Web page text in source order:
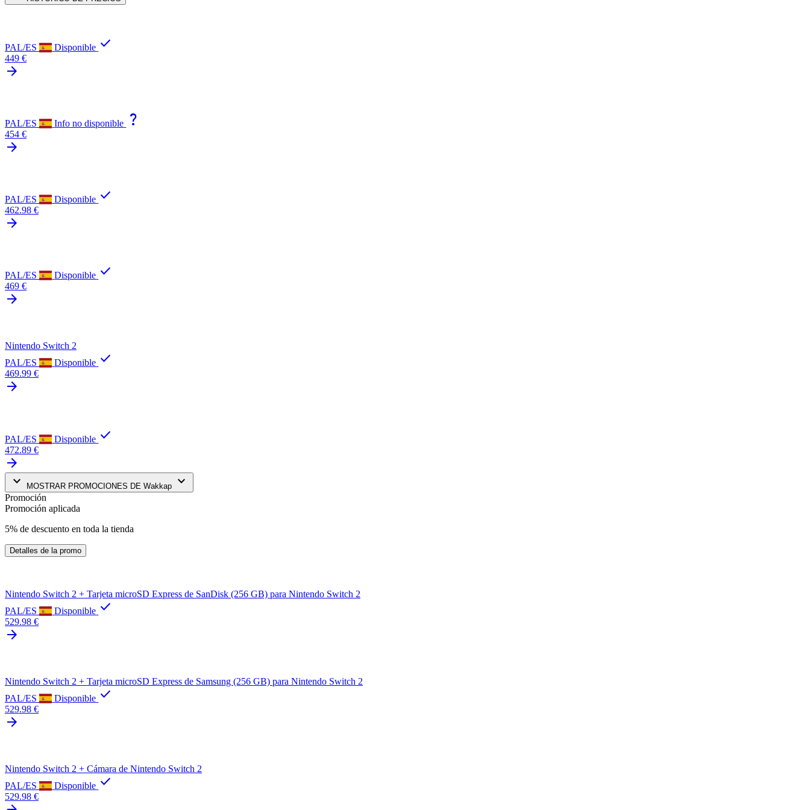
PAL/ES Disponible check
449 €
arrow_forward
PAL/ES Info no disponible question_mark
454 €
arrow_forward
PAL/ES Disponible check
462.98 €
arrow_forward
PAL/ES Disponible check
469 €
arrow_forward
Nintendo Switch 2
PAL/ES
Disponible check
469.99 €
arrow_forward
PAL/ES Disponible check
472.89 €
arrow_forward
keyboard_arrow_down
MOSTRAR PROMOCIONES DE Wakkap keyboard_arrow_down
Promoción
Promoción aplicada
5% de descuento en toda la tienda
Detalles de la promo
Nintendo Switch 2 + Tarjeta microSD Express de SanDisk (256 GB) para Nintendo Switch 2
PAL/ES
Disponible check
529.98 €
arrow_forward
Nintendo Switch 2 + Tarjeta microSD Express de Samsung (256 GB) para Nintendo Switch 2
PAL/ES
Disponible check
529.98 €
arrow_forward
Nintendo Switch 2 + Cámara de Nintendo Switch 2
PAL/ES
Disponible check
529.98 €